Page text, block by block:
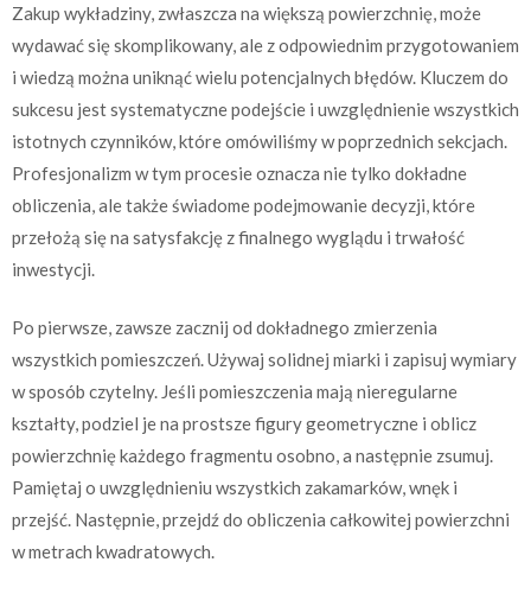
Zakup wykładziny, zwłaszcza na większą powierzchnię, może
wydawać się skomplikowany, ale z odpowiednim przygotowaniem
i wiedzą można uniknąć wielu potencjalnych błędów. Kluczem do
sukcesu jest systematyczne podejście i uwzględnienie wszystkich
istotnych czynników, które omówiliśmy w poprzednich sekcjach.
Profesjonalizm w tym procesie oznacza nie tylko dokładne
obliczenia, ale także świadome podejmowanie decyzji, które
przełożą się na satysfakcję z finalnego wyglądu i trwałość
inwestycji.
Po pierwsze, zawsze zacznij od dokładnego zmierzenia
wszystkich pomieszczeń. Używaj solidnej miarki i zapisuj wymiary
w sposób czytelny. Jeśli pomieszczenia mają nieregularne
kształty, podziel je na prostsze figury geometryczne i oblicz
powierzchnię każdego fragmentu osobno, a następnie zsumuj.
Pamiętaj o uwzględnieniu wszystkich zakamarków, wnęk i
przejść. Następnie, przejdź do obliczenia całkowitej powierzchni
w metrach kwadratowych.